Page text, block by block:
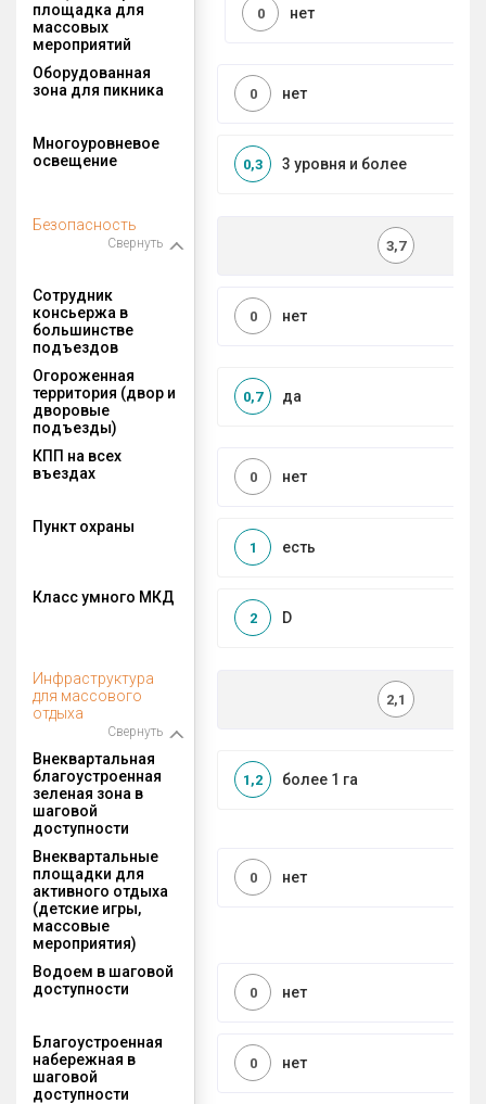
площадка для
массовых
мероприятий
нет
0
Оборудованная
зона для пикника
нет
0
Многоуровневое
освещение
3 уровня и более
0,3
Безопасность
Свернуть 3,7
Сотрудник
консьержа в
большинстве
подъездов
нет
0
Огороженная
территория (двор и
дворовые
подъезды)
да
0,7
КПП на всех
въездах
нет
0
Пункт охраны
есть
1
Класс умного МКД
D
2
Инфраструктура
для массового
отдыха
Свернуть
2,1
Внеквартальная
благоустроенная
зеленая зона в
шаговой
доступности
более 1 га
1,2
Внеквартальные
площадки для
активного отдыха
(детские игры,
массовые
мероприятия)
нет
0
Водоем в шаговой
доступности
нет
0
Благоустроенная
набережная в
шаговой
доступности
нет
0